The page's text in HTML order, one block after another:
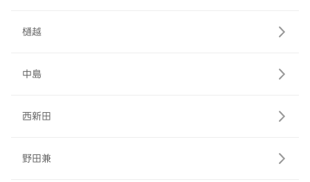
樋越
中島
西新田
野田兼